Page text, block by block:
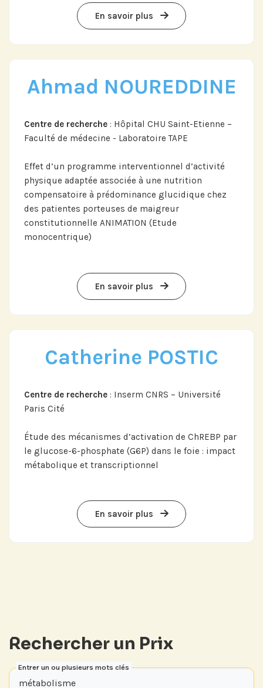
En savoir plus
Ahmad NOUREDDINE
Centre de recherche : Hôpital CHU Saint-Etienne –
Faculté de médecine - Laboratoire TAPE
Effet d’un programme interventionnel d’activité
physique adaptée associée à une nutrition
compensatoire à prédominance glucidique chez
des patientes porteuses de maigreur
constitutionnelle ANIMATION (Etude
monocentrique)
En savoir plus
Catherine POSTIC
Centre de recherche : Inserm CNRS – Université
Paris Cité
Étude des mécanismes d’activation de ChREBP par
le glucose-6-phosphate (G6P) dans le foie : impact
métabolique et transcriptionnel
En savoir plus
Rechercher un Prix
Entrer un ou plusieurs mots clés
Abonnez-vous à notre compte
LinkedIn pour suivre nos actualités,
événements et les avancées de
l'Institut.
Abonnez-vous sur LinkedIn
Si vous préférez suivre notre actu par
mail, recevez nos newsletters en
Journée annuelle
Prix Projets de Recherche